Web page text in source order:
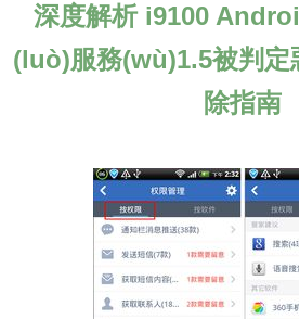
深度解析 i9100
(luò)服務(wù)1.5被判定
除指南